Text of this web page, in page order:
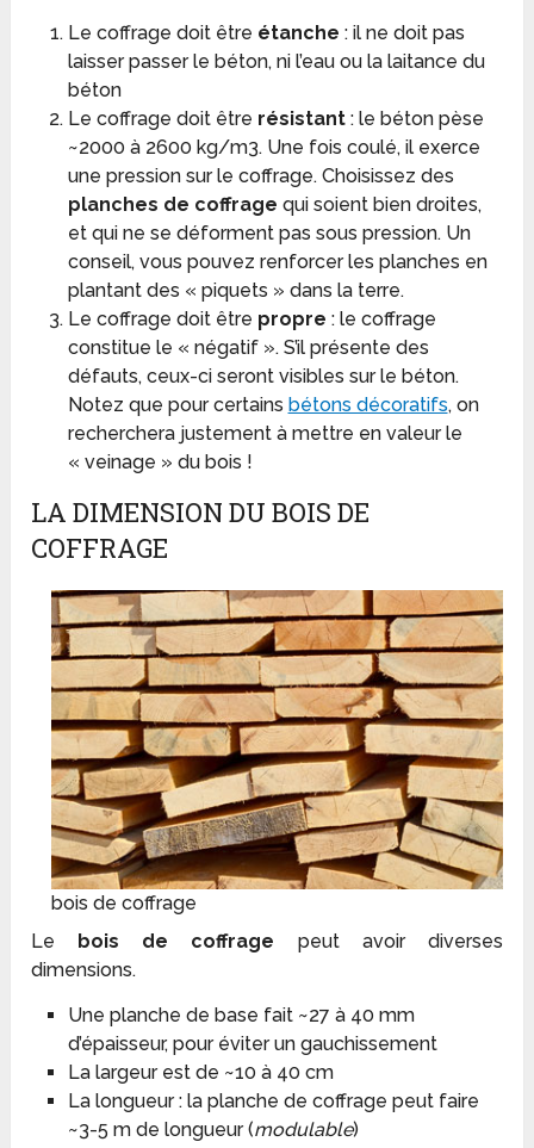
Le coffrage doit être étanche : il ne doit pas
laisser passer le béton, ni l’eau ou la laitance du
béton
Le coffrage doit être résistant: le béton pèse
~2000 à 2600 kg/m3. Une fois coulé, il exerce
une pression sur le coffrage. Choisissez des
planches de coffrage qui soient bien droites,
et qui ne se déforment pas sous pression. Un
conseil, vous pouvez renforcer les planches en
plantant des « piquets » dans la terre.
Le coffrage doit être propre : le coffrage
constitue le « négatif ». S’il présente des
défauts, ceux-ci seront visibles sur le béton.
Notez que pour certains bétons décoratifs, on
recherchera justement à mettre en valeur le
« veinage » du bois !
LA DIMENSION DU BOIS DE
COFFRAGE
bois de coffrage
Le bois de coffrage peut avoir diverses
dimensions.
Une planche de base fait ~27 à 40 mm
d’épaisseur, pour éviter un gauchissement
La largeur est de ~10 à 40 cm
La longueur : la planche de coffrage peut faire
~3-5 m de longueur (modulable)